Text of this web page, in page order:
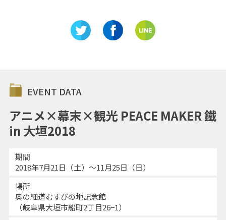
EVENT DATA
アニメ×幕末×観光 PEACE MAKER 鐵
in 大垣2018
期間
2018年7月21日（土）〜11月25日（日）
場所
奥の細道むすびの地記念館
（岐阜県大垣市船町2丁目26−1）